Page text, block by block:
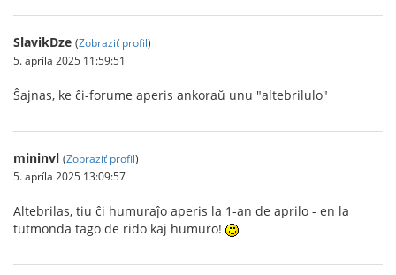
SlavikDze (Zobraziť profil)
5. apríla 2025 11:59:51
Ŝajnas, ke ĉi-forume aperis ankoraŭ unu "altebrilulo"
mininvl (Zobraziť profil)
5. apríla 2025 13:09:57
Altebrilas, tiu ĉi humuraĵo aperis la 1-an de aprilo - en la
tutmonda tago de rido kaj humuro!